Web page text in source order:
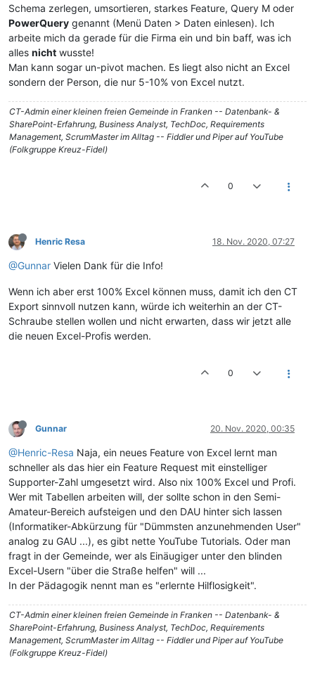
Schema zerlegen, umsortieren, starkes Feature, Query M oder
PowerQuery genannt (Menü Daten > Daten einlesen). Ich
arbeite mich da gerade für die Firma ein und bin baff, was ich
alles nicht wusste!
Man kann sogar un-pivot machen. Es liegt also nicht an Excel
sondern der Person, die nur 5-10% von Excel nutzt.
CT-Admin einer kleinen freien Gemeinde in Franken -- Datenbank- &
SharePoint-Erfahrung, Business Analyst, TechDoc, Requirements
Management, ScrumMaster im Alltag -- Fiddler und Piper auf YouTube
(Folkgruppe Kreuz-Fidel)
0
Henric Resa 18. Nov. 2020, 07:27
@Gunnar Vielen Dank für die Info!
Wenn ich aber erst 100% Excel können muss, damit ich den CT
Export sinnvoll nutzen kann, würde ich weiterhin an der CT-
Schraube stellen wollen und nicht erwarten, dass wir jetzt alle
die neuen Excel-Profis werden.
0
Gunnar 20. Nov. 2020, 00:35
@Henric-Resa Naja, ein neues Feature von Excel lernt man
schneller als das hier ein Feature Request mit einstelliger
Supporter-Zahl umgesetzt wird. Also nix 100% Excel und Profi.
Wer mit Tabellen arbeiten will, der sollte schon in den Semi-
Amateur-Bereich aufsteigen und den DAU hinter sich lassen
(Informatiker-Abkürzung für "Dümmsten anzunehmenden User"
analog zu GAU ...), es gibt nette YouTube Tutorials. Oder man
fragt in der Gemeinde, wer als Einäugiger unter den blinden
Excel-Usern "über die Straße helfen" will ...
In der Pädagogik nennt man es "erlernte Hilflosigkeit".
CT-Admin einer kleinen freien Gemeinde in Franken -- Datenbank- &
SharePoint-Erfahrung, Business Analyst, TechDoc, Requirements
Management, ScrumMaster im Alltag -- Fiddler und Piper auf YouTube
(Folkgruppe Kreuz-Fidel)